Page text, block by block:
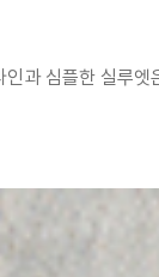
과 심플한 실루